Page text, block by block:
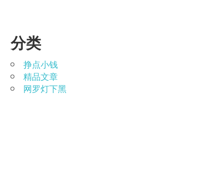
分类
挣点小钱
精品文章
网罗灯下黑